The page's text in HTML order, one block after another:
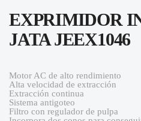
EXPRIMIDOR
JATA JEEX1046
Motor AC de alto rendimiento
Alta velocidad de extracción
Extracción continua
Sistema antigoteo
Filtro con regulador de pulpa